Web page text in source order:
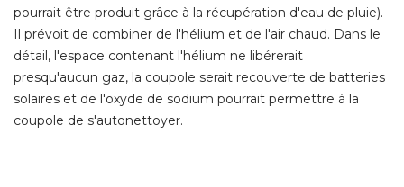
pourrait être produit grâce à la récupération d'eau de pluie).
Il prévoit de combiner de l'hélium et de l'air chaud. Dans le
détail, l'espace contenant l'hélium ne libérerait
presqu'aucun gaz, la coupole serait recouverte de batteries
solaires et de l'oxyde de sodium pourrait permettre à la
coupole de s'autonettoyer.